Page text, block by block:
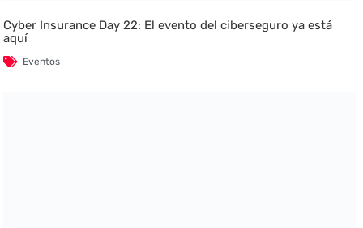
Cyber Insurance Day 22: El evento del ciberseguro ya está
aquí
Eventos